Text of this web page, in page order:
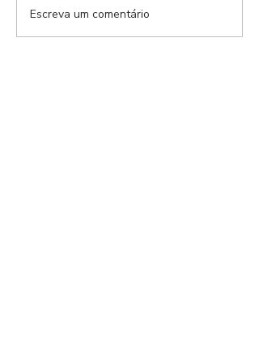
Modalidades Benfica |
EP.154
Escreva um comentário